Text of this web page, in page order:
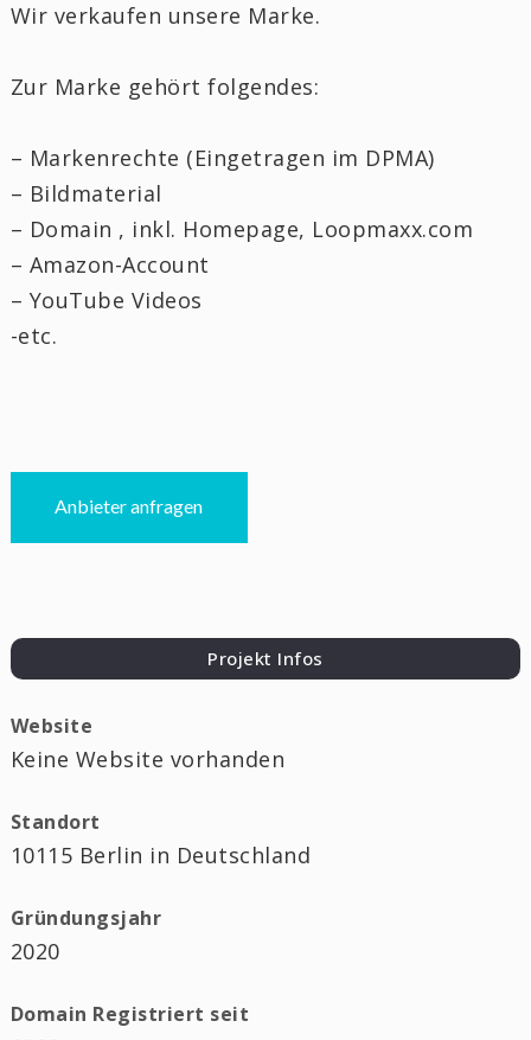
Wir verkaufen unsere Marke.
Zur Marke gehört folgendes:
– Markenrechte (Eingetragen im DPMA)
– Bildmaterial
– Domain , inkl. Homepage, Loopmaxx.com
– Amazon-Account
– YouTube Videos
-etc.
Anbieter anfragen
Projekt Infos
Website
Keine Website vorhanden
Standort
10115 Berlin in Deutschland
Gründungsjahr
2020
Domain Registriert seit